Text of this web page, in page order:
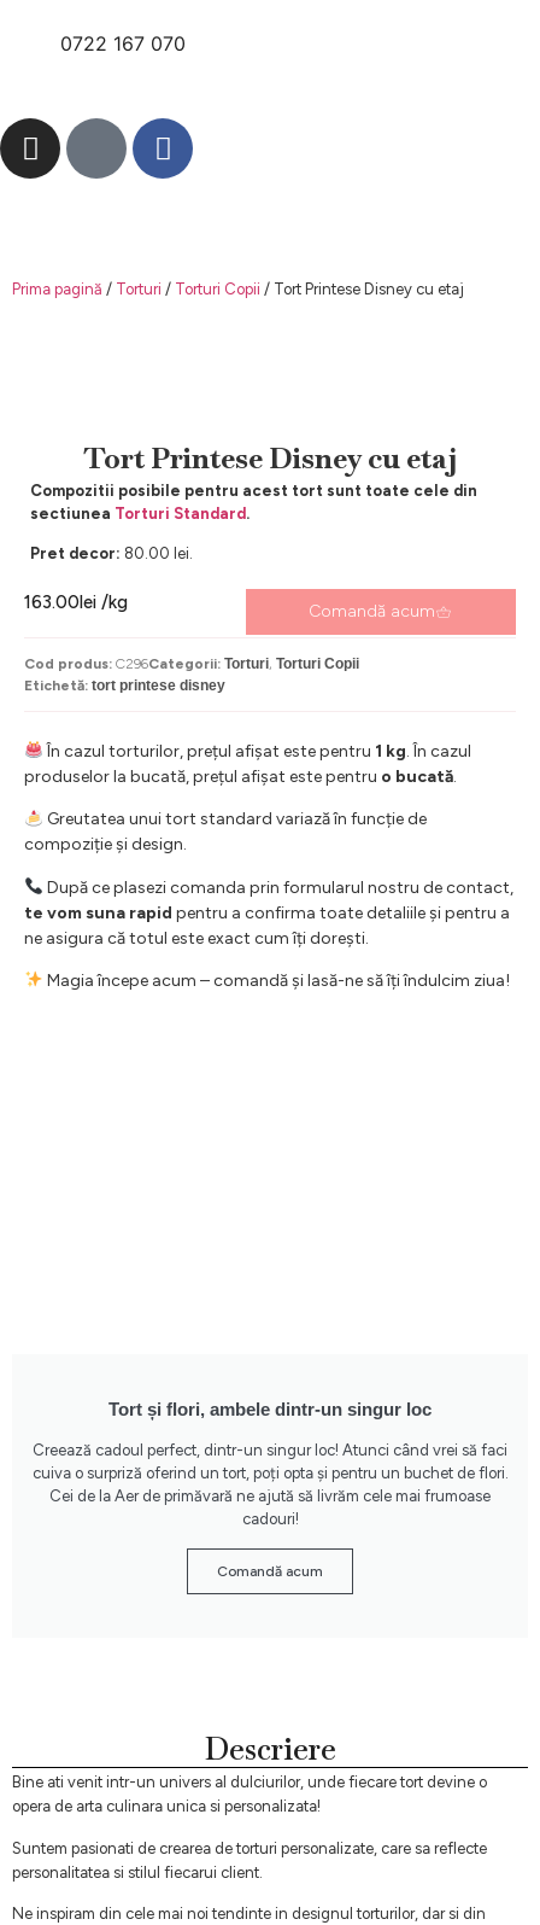
0722 167 070
Prima pagină / Torturi / Torturi Copii / Tort Printese Disney cu etaj
Tort Printese Disney cu etaj
Compozitii posibile pentru acest tort sunt toate cele din
sectiunea Torturi Standard .
Pret decor: 80.00 lei.
163.00lei /kg Comandă acum
Cod produs: C296Categorii: Torturi, Torturi Copii
Etichetă: tort printese disney
În cazul torturilor, prețul afișat este pentru 1 kg. În cazul
produselor la bucată, prețul afișat este pentru o bucată.
Greutatea unui tort standard variază în funcție de
compoziție și design.
După ce plasezi comanda prin formularul nostru de contact,
te vom suna rapid pentru a confirma toate detaliile și pentru a
ne asigura că totul este exact cum îți dorești.
Magia începe acum – comandă și lasă-ne să îți îndulcim ziua!
Tort și flori, ambele dintr-un singur loc
Creează cadoul perfect, dintr-un singur loc! Atunci când vrei să faci
cuiva o surpriză oferind un tort, poți opta și pentru un buchet de flori.
Cei de la Aer de primăvară ne ajută să livrăm cele mai frumoase
cadouri!
Comandă acum
Descriere
Bine ati venit intr-un univers al dulciurilor, unde fiecare tort devine o
opera de arta culinara unica si personalizata!
Suntem pasionati de crearea de torturi personalizate, care sa reflecte
personalitatea si stilul fiecarui client.
Ne inspiram din cele mai noi tendinte in designul torturilor, dar si din